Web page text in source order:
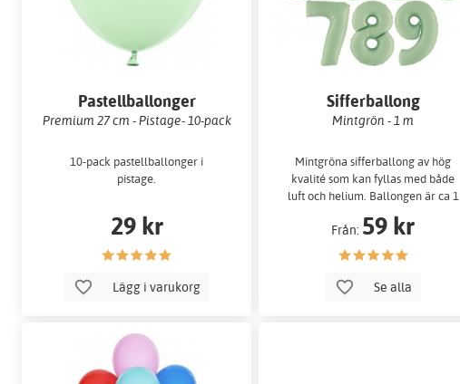
Pastellballonger
Premium 27 cm - Pistage- 10-pack
10-pack pastellballonger i
pistage.
29 kr
Lägg i varukorg
Sifferballong
Mintgrön - 1 m
Mintgröna sifferballong av hög
kvalité som kan fyllas med både
luft och helium. Ballongen är ca 1
Från: 59 kr
Se alla